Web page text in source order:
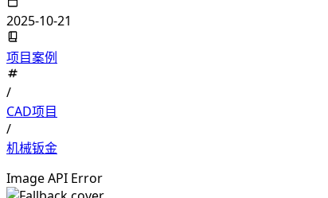
2025-10-21
项目案例
/
CAD项目
/
机械钣金
Image API Error